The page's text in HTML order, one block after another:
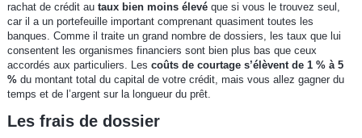
rachat de crédit au taux bien moins élevéque si vous le trouvez seul,
car il a un portefeuille important comprenant quasiment toutes les
banques. Comme il traite un grand nombre de dossiers, les taux que lui
consentent les organismes financiers sont bien plus bas que ceux
accordés aux particuliers. Les coûts de courtage s’élèvent de 1 % à 5
%du montant total du capital de votre crédit, mais vous allez gagner du
temps et de l’argent sur la longueur du prêt.
Les frais de dossier